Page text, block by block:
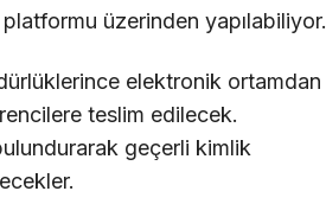
platformu üzerinden yapılabiliyor.
elektronik ortamdan
teslim edilecek.
geçerli kimlik